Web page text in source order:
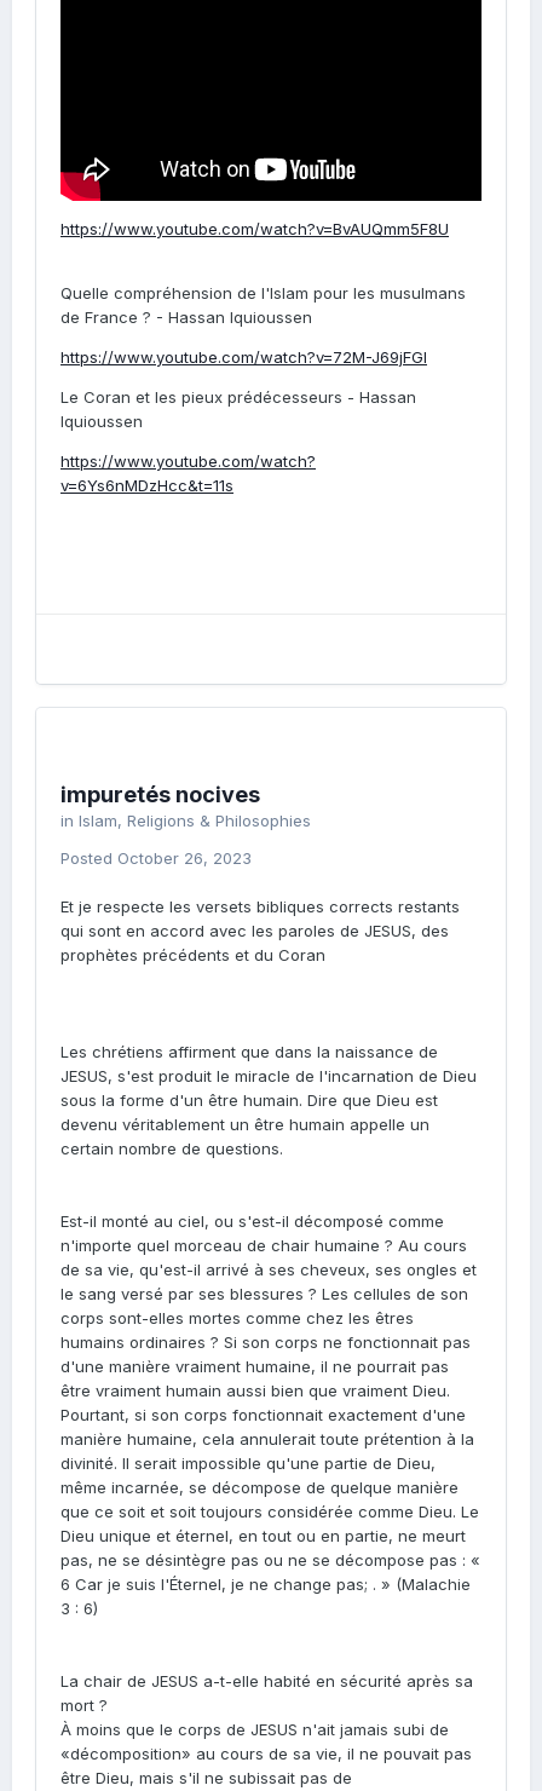
https://www.youtube.com/watch?v=BvAUQmm5F8U
Quelle compréhension de l'Islam pour les musulmans
de France ? - Hassan Iquioussen
https://www.youtube.com/watch?v=72M-J69jFGI
Le Coran et les pieux prédécesseurs - Hassan
Iquioussen
https://www.youtube.com/watch?
v=6Ys6nMDzHcc&t=11s
impuretés nocives
in Islam, Religions & Philosophies
Posted October 26, 2023
Et je respecte les versets bibliques corrects restants
qui sont en accord avec les paroles de JESUS, des
prophètes précédents et du Coran
Les chrétiens affirment que dans la naissance de
JESUS, s'est produit le miracle de l'incarnation de Dieu
sous la forme d'un être humain. Dire que Dieu est
devenu véritablement un être humain appelle un
certain nombre de questions.
Est-il monté au ciel, ou s'est-il décomposé comme
n'importe quel morceau de chair humaine ? Au cours
de sa vie, qu'est-il arrivé à ses cheveux, ses ongles et
le sang versé par ses blessures ? Les cellules de son
corps sont-elles mortes comme chez les êtres
humains ordinaires ? Si son corps ne fonctionnait pas
d'une manière vraiment humaine, il ne pourrait pas
être vraiment humain aussi bien que vraiment Dieu.
Pourtant, si son corps fonctionnait exactement d'une
manière humaine, cela annulerait toute prétention à la
divinité. Il serait impossible qu'une partie de Dieu,
même incarnée, se décompose de quelque manière
que ce soit et soit toujours considérée comme Dieu. Le
Dieu unique et éternel, en tout ou en partie, ne meurt
pas, ne se désintègre pas ou ne se décompose pas : «
6 Car je suis l'Éternel, je ne change pas; . » (Malachie
3 : 6)
La chair de JESUS a-t-elle habité en sécurité après sa
mort ?
À moins que le corps de JESUS n'ait jamais subi de
«décomposition» au cours de sa vie, il ne pouvait pas
être Dieu, mais s'il ne subissait pas de